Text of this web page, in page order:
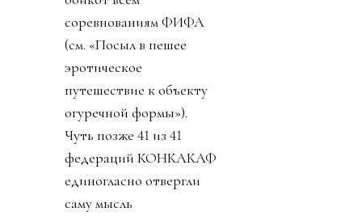
соревнованиям ФИФА
(см. «Посыл в пешее
эротическое
путешествие к объекту
огуречной формы»).
Чуть позже 41 из 41
федераций КОНКАКАФ
единогласно отвергли
саму мысль